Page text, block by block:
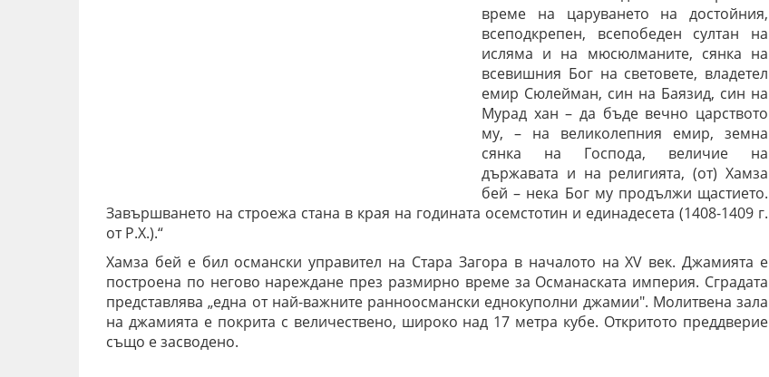
време на царуването на достойния,
всеподкрепен, всепобеден султан на
исляма и на мюсюлманите, сянка на
всевишния Бог на световете, владетел
емир Сюлейман, син на Баязид, син на
Мурад хан – да бъде вечно царството
му, – на великолепния емир, земна
сянка на Господа, величие на
държавата и на религията, (от) Хамза
бей – нека Бог му продължи щастието.
Завършването на строежа стана в края на годината осемстотин и единадесета (1408-1409 г.
от Р.Х.).“
Хамза бей е бил османски управител на Стара Загора в началото на XV век. Джамията е
построена по негово нареждане през размирно време за Османаската империя. Сградата
представлява „една от най-важните ранноосмански еднокуполни джамии". Молитвена зала
на джамията е покрита с величествено, широко над 17 метра кубе. Откритото преддверие
също е засводено.